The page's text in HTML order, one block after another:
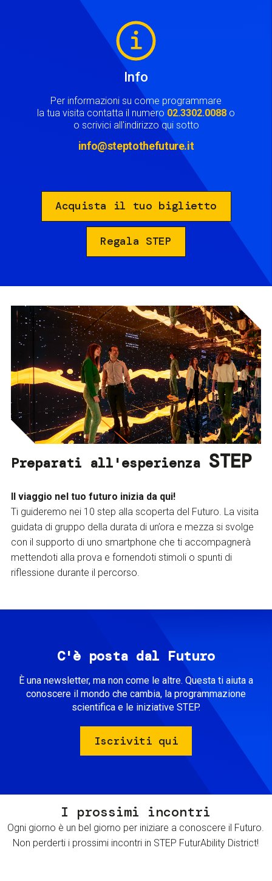
Info
Per informazioni su come programmare
la tua visita contatta il numero 02.3302.0088 o
o scrivici all'indirizzo qui sotto
info@steptothefuture.it
Acquista il tuo biglietto
Regala STEP
Preparati all'esperienza STEP
Il viaggio nel tuo futuro inizia da qui!
Ti guideremo nei 10 step alla scoperta del Futuro. La visita
guidata di gruppo della durata di un’ora e mezza si svolge
con il supporto di uno smartphone che ti accompagnerà
mettendoti alla prova e fornendoti stimoli o spunti di
riflessione durante il percorso.
C'è posta dal Futuro
È una newsletter, ma non come le altre. Questa ti aiuta a
conoscere il mondo che cambia, la programmazione
scientifica e le iniziative STEP.
Iscriviti qui
I prossimi incontri
Ogni giorno è un bel giorno per iniziare a conoscere il Futuro.
Non perderti i prossimi incontri in STEP FuturAbility District!